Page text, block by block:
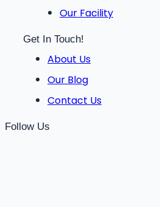
Our Facility
Get In Touch!
About Us
Our Blog
Contact Us
Follow Us